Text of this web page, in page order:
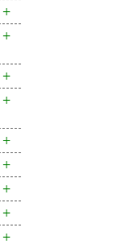
+
+
+
+
+
+
+
+
+